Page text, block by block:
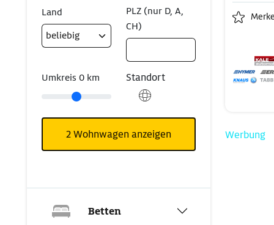
Werbung
Land
PLZ (nur D, A,
CH)
Umkreis 0 km Standort
2Wohnwagen anzeigen
Betten